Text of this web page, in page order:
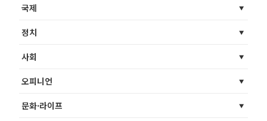
국제
정치
사회
오피니언
문화·라이프